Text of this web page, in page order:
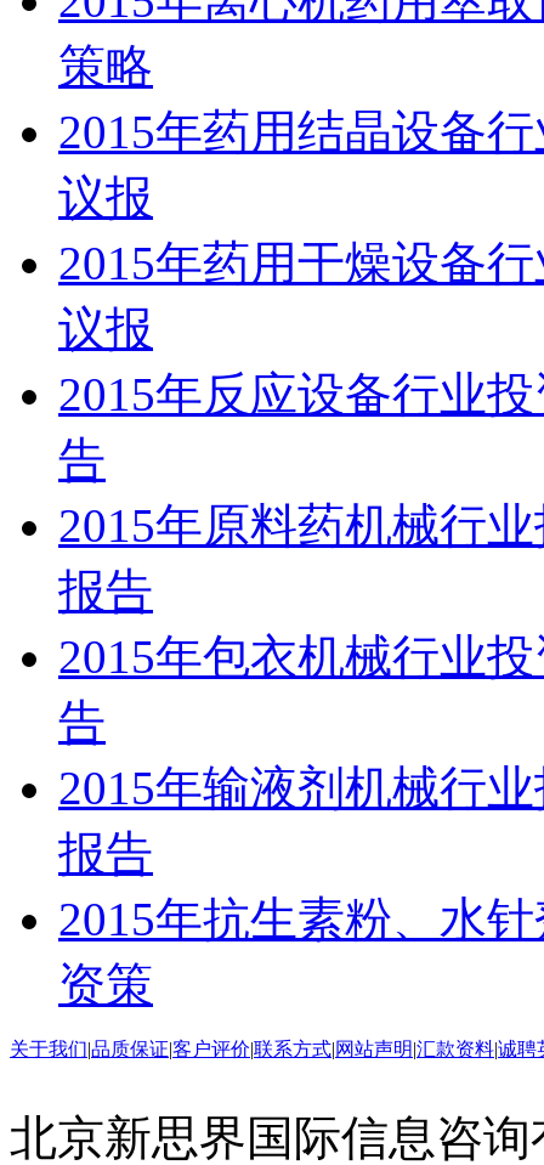
策略
2015年药用结晶设备
议报
2015年药用干燥设备
议报
2015年反应设备行业
告
2015年原料药机械行
报告
2015年包衣机械行业
告
2015年输液剂机械行
报告
2015年抗生素粉、水
资策
关于我们|品质保证|客户评价|联系方式|网站声明|汇款资料|诚聘
北京新思界国际信息咨